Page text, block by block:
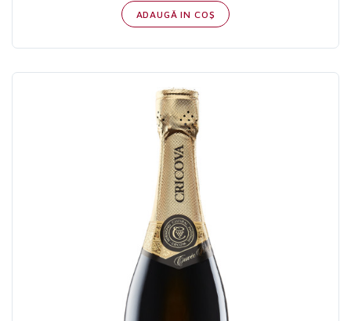
ADAUGĂ IN COŞ